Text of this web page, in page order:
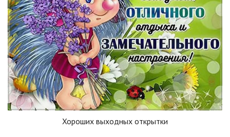
Хороших выходных открытки